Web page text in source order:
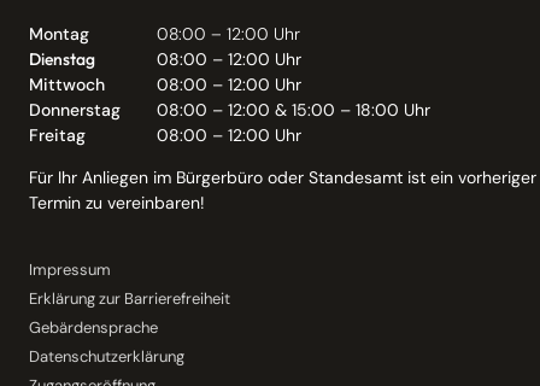
Montag
08:00 – 12:00 Uhr
Dienstag
08:00 – 12:00 Uhr
Mittwoch
08:00 – 12:00 Uhr
Donnerstag
08:00 – 12:00 & 15:00 – 18:00 Uhr
Freitag
08:00 – 12:00 Uhr
Für Ihr Anliegen im Bürgerbüro oder Standesamt ist ein vorheriger
Termin zu vereinbaren!
Impressum
Erklärung zur Barrierefreiheit
Gebärdensprache
Datenschutzerklärung